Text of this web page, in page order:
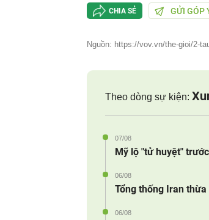
CHIA SẺ GỬI GÓP
Nguồn: https://vov.vn/the-gioi/2-
Theo dòng sự kiện:
07/08
Mỹ lộ "tử huyệt"
06/08
Tổng thống Iran
06/08